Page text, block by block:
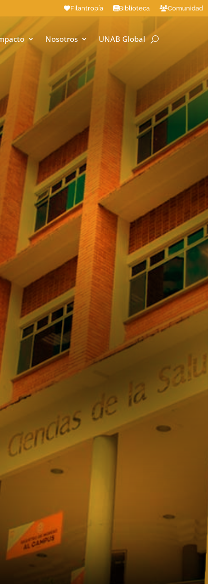
Filantropía Biblioteca Comunidad
Nosotros UNAB Global